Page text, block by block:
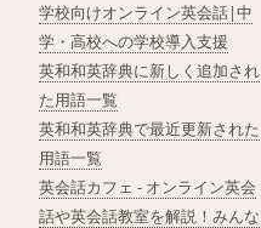
学校向けオンライン英会話|中
学・高校への学校導入支援
英和和英辞典に新しく追加され
た用語一覧
英和和英辞典で最近更新された
用語一覧
英会話カフェ - オンライン英会
話や英会話教室を解説！みんな